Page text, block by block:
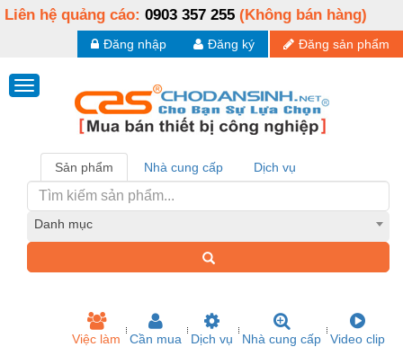
Liên hệ quảng cáo: 0903 357 255 (Không bán hàng)
Đăng sản phẩm
Đăng ký
Đăng nhập
Sản phẩm Nhà cung cấp Dịch vụ
Danh mục
Việc làm Cần mua Dịch vụ Nhà cung cấp Video clip